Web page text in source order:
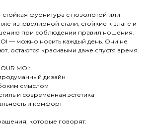
фурнитура с позолотой или
из ювелирной стали, стойкие к влаге и
при соблюдении правил ношения.
— можно носить каждый день. Они не
остаются красивыми даже спустя время.
MOI:
дизайн
смыслом
и современная эстетика
и комфорт
которые говорят: